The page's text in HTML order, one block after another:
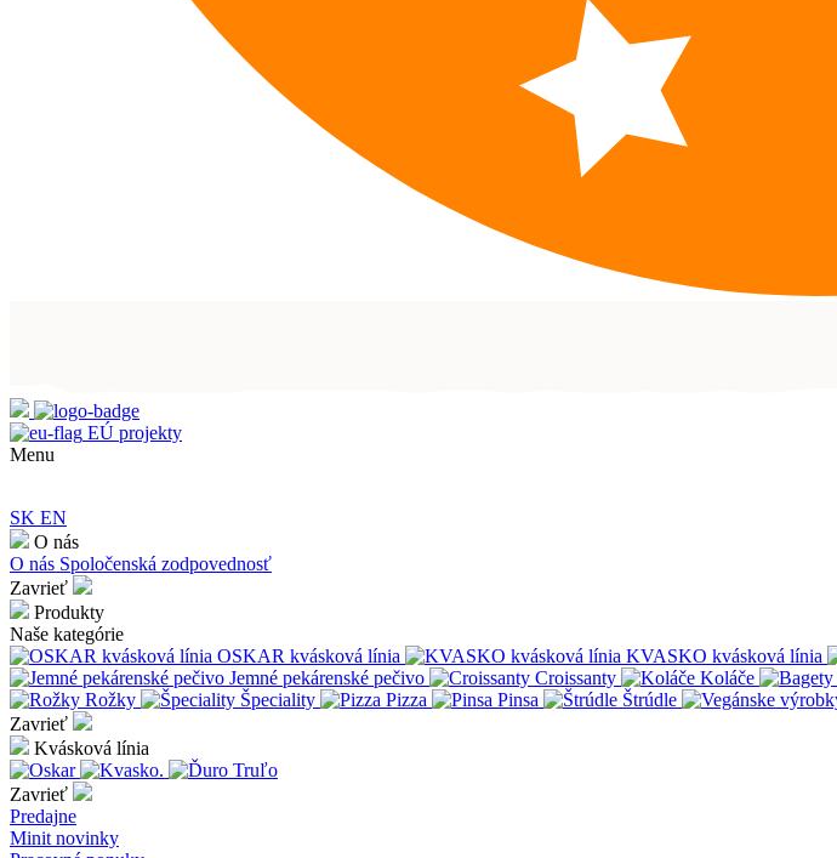
EÚ projekty
Menu
SK EN
O nás
O nás Spoločenská zodpovednosť
Zavrieť
Produkty
Naše kategórie
OSKAR kvásková línia
KVASKO kvásková línia
Jemné pekárenské pečivo
Croissanty Koláče
Rožky
Špeciality Pizza Pinsa Štrúdle
Zavrieť
Kvásková línia
Zavrieť
Predajne
Minit novinky